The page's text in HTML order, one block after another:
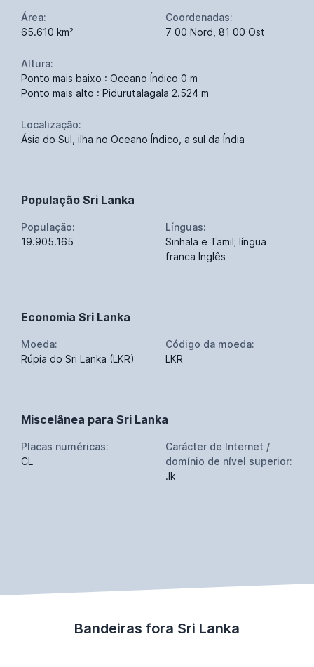
Área:
65.610 km²
Coordenadas:
7 00 Nord, 81 00 Ost
Altura:
Ponto mais baixo : Oceano Índico 0 m
Ponto mais alto : Pidurutalagala 2.524 m
Localização:
Ásia do Sul, ilha no Oceano Índico, a sul da Índia
População Sri Lanka
População:
19.905.165
Línguas:
Sinhala e Tamil; língua
franca Inglês
Economia Sri Lanka
Moeda:
Rúpia do Sri Lanka (LKR)
Código da moeda:
LKR
Miscelânea para Sri Lanka
Placas numéricas:
CL
Carácter de Internet /
domínio de nível superior:
.lk
Bandeiras fora Sri Lanka